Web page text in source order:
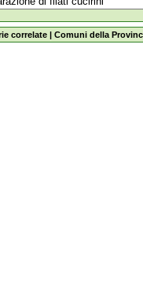
correlate | Comuni della